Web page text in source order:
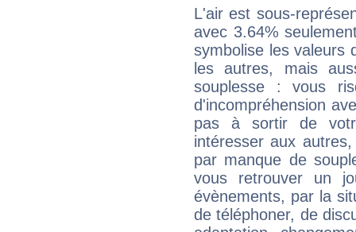
L'air est sous-
avec 3.64%
symbolise les valeurs
les autres, mais
souplesse : vous
d'incompréhension
pas à sortir de
intéresser aux
par manque de
vous retrouver un
évènements, par la
de téléphoner, de